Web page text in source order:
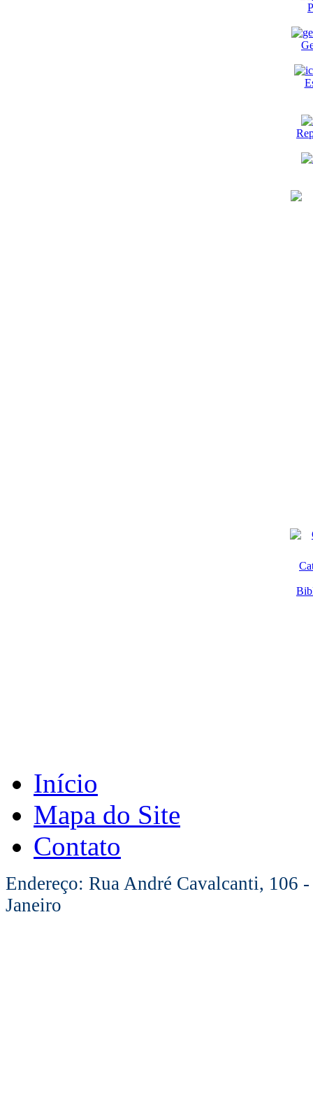
Início
Mapa do Site
Contato
Endereço: Rua André Cavalcanti, 106
Janeiro